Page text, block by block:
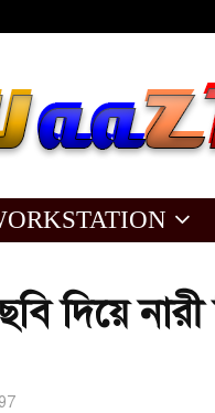
দিয়ে